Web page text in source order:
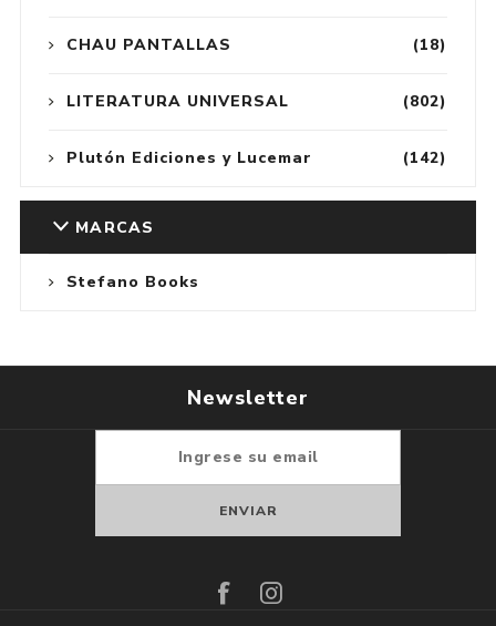
(18)
CHAU PANTALLAS
(802)
LITERATURA UNIVERSAL
(142)
Plutón Ediciones y Lucemar
MARCAS
Stefano Books
Newsletter